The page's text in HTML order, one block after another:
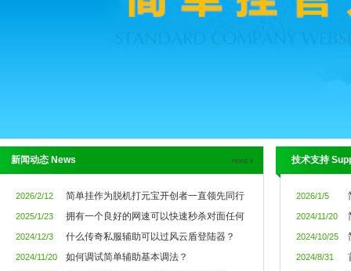
新闻动态 News
2026/2/12 简单挂作为脱机打元宝开创者一直领先同行
2025/1/23 拥有一个良好的网速可以快速秒杀对面任何
2024/12/3 什么传奇私服辅助可以过风云盾登陆器？
2024/11/20 如何调试简单辅助基本调法？
技术支持
2026/1/5
2024/11/20
2024/10/25
2024/8/31